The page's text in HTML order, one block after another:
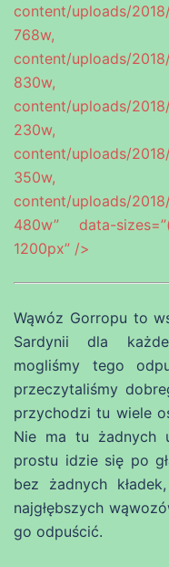
content/uploads/
768w,
content/uploads/
830w,
content/uploads/
230w,
content/uploads/
350w,
content/uploads/
480w” data-
1200px” />
Wąwóz Gorropu to
Sardynii dla
mogliśmy tego
przeczytaliśmy
przychodzi tu wiele
Nie ma tu żadnych
prostu idzie się po
bez żadnych
najgłębszych
go odpuścić.